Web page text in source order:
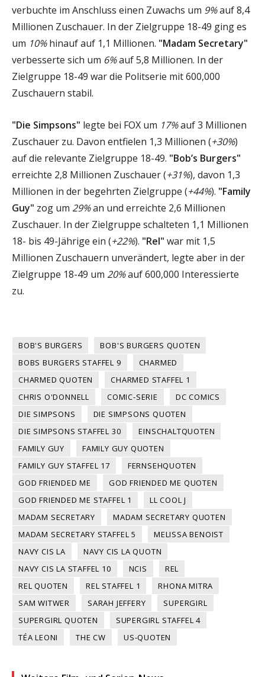
verbuchte im Anschluss einen Zuwachs um 9%auf 8,4
Millionen Zuschauer. In der Zielgruppe 18-49 ging es
um 10%hinauf auf 1,1 Millionen. "Madam Secretary"
verbesserte sich um 6%auf 5,8 Millionen. In der
Zielgruppe 18-49 war die Politserie mit 600,000
Zuschauern stabil.
"Die Simpsons" legte bei FOX um 17%auf 3 Millionen
Zuschauer zu. Davon entfielen 1,3 Millionen (+30%)
auf die relevante Zielgruppe 18-49. "Bob’s Burgers"
erreichte 2,8 Millionen Zuschauer (+31%), davon 1,3
Millionen in der begehrten Zielgruppe (+44%). "Family
Guy" zog um 29%an und erreichte 2,6 Millionen
Zuschauer. In der Zielgruppe schalteten 1,1 Millionen
18- bis 49-Jährige ein (+22%). "Rel" war mit 1,5
Millionen Zuschauern unverändert, legte aber in der
Zielgruppe 18-49 um 20%auf 600,000 Interessierte
zu.
BOB'S BURGERS
BOB'S BURGERS QUOTEN
BOBS BURGERS STAFFEL 9
CHARMED
CHARMED QUOTEN
CHARMED STAFFEL 1
CHRIS O'DONNELL
COMIC-SERIE
DC COMICS
DIE SIMPSONS
DIE SIMPSONS QUOTEN
DIE SIMPSONS STAFFEL 30
EINSCHALTQUOTEN
FAMILY GUY
FAMILY GUY QUOTEN
FAMILY GUY STAFFEL 17
FERNSEHQUOTEN
GOD FRIENDED ME
GOD FRIENDED ME QUOTEN
GOD FRIENDED ME STAFFEL 1
LL COOL J
MADAM SECRETARY
MADAM SECRETARY QUOTEN
MADAM SECRETARY STAFFEL 5
MELISSA BENOIST
NAVY CIS LA
NAVY CIS LA QUOTN
NAVY CIS LA STAFFEL 10
NCIS
REL
REL QUOTEN
REL STAFFEL 1
RHONA MITRA
SAM WITWER
SARAH JEFFERY
SUPERGIRL
SUPERGIRL QUOTEN
SUPERGIRL STAFFEL 4
TÉA LEONI
THE CW US-QUOTEN